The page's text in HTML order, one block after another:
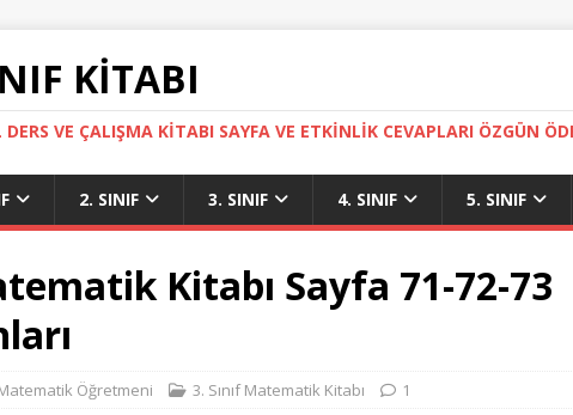
KITABI
VE ÇALIŞMA KITABI SAYFA VE ETKINLIK CEVAPLARI ÖZGÜN
2. SINIF 3. SINIF 4. SINIF 5. SINIF
Kitabı Sayfa 71-72-73
Öğretmeni 3. Sınıf Matematik Kitabı 1